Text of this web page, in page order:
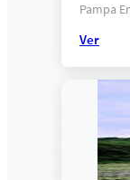
Pampa
Ver